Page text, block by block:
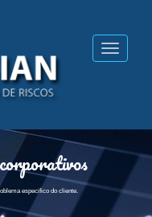
Toggle
especifico do cliente.